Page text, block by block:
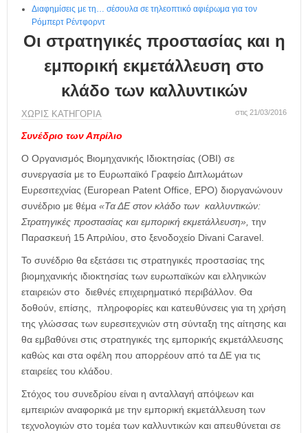
Διαφημίσεις με τη… σέσουλα σε τηλεοπτικό αφιέρωμα για τον
Ρόμπερτ Ρέντφορντ
Οι στρατηγικές προστασίας και η
εμπορική εκμετάλλευση στο
κλάδο των καλλυντικών
ΧΩΡΊΣ ΚΑΤΗΓΟΡΊΑ στις 21/03/2016
Συνέδριο των Απρίλιο
Ο Οργανισμός Βιομηχανικής Ιδιοκτησίας (ΟΒΙ) σε
συνεργασία με το Ευρωπαϊκό Γραφείο Διπλωμάτων
Ευρεσιτεχνίας (European Patent Office, EPO) διοργανώνουν
συνέδριο με θέμα «Τα ΔΕ στον κλάδο των καλλυντικών:
Στρατηγικές προστασίας και εμπορική εκμετάλλευση», την
Παρασκευή 15 Απριλίου, στο ξενοδοχείο Divani Caravel.
Το συνέδριο θα εξετάσει τις στρατηγικές προστασίας της
βιομηχανικής ιδιοκτησίας των ευρωπαϊκών και ελληνικών
εταιρειών στο διεθνές επιχειρηματικό περιβάλλον. Θα
δοθούν, επίσης, πληροφορίες και κατευθύνσεις για τη χρήση
της γλώσσας των ευρεσιτεχνιών στη σύνταξη της αίτησης και
θα εμβαθύνει στις στρατηγικές της εμπορικής εκμετάλλευσης
καθώς και στα οφέλη που απορρέουν από τα ΔΕ για τις
εταιρείες του κλάδου.
Στόχος του συνεδρίου είναι η ανταλλαγή απόψεων και
εμπειριών αναφορικά με την εμπορική εκμετάλλευση των
τεχνολογιών στο τομέα των καλλυντικών και απευθύνεται σε